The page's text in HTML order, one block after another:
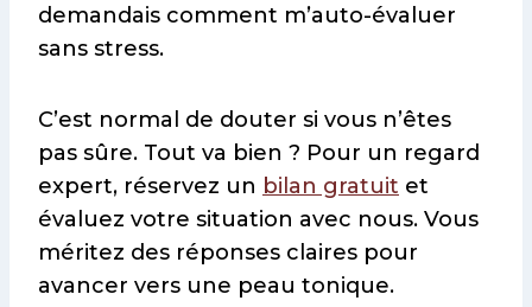
demandais comment m’auto-évaluer
sans stress.
C’est normal de douter si vous n’êtes
pas sûre. Tout va bien ? Pour un regard
expert, réservez un bilan gratuit et
évaluez votre situation avec nous. Vous
méritez des réponses claires pour
avancer vers une peau tonique.